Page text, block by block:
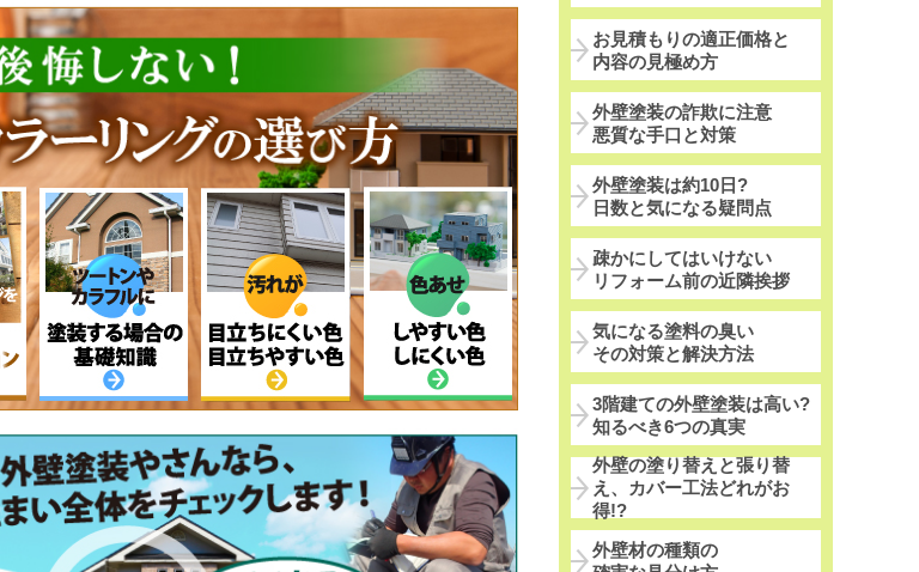
お見積もりの適正価格と
内容の見極め方
外壁塗装の詐欺に注意
悪質な手口と対策
外壁塗装は約10日?
日数と気になる疑問点
疎かにしてはいけない
リフォーム前の近隣挨拶
気になる塗料の臭い
その対策と解決方法
3階建ての外壁塗装は高い?
知るべき6つの真実
外壁の塗り替えと張り替
え、カバー工法どれがお
得!?
外壁材の種類の